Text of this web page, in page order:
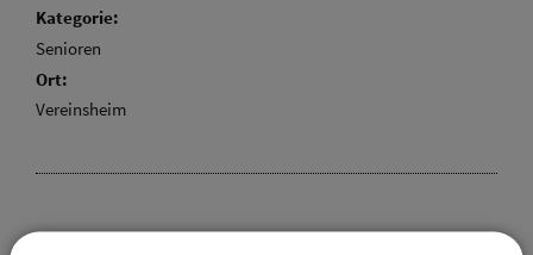
Kategorie:
Senioren
Ort:
Vereinsheim